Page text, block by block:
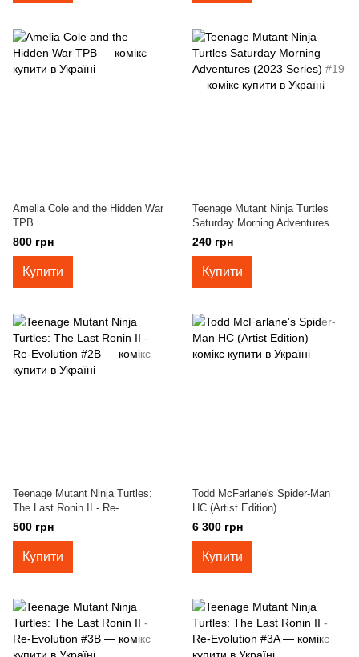
Amelia Cole and the Hidden War
TPB
800 грн
Купити
Teenage Mutant Ninja Turtles
Saturday Morning Adventures
(2023 Series) #19
240 грн
Купити
Teenage Mutant Ninja Turtles:
The Last Ronin II - Re-
Evolution #2B
500 грн
Купити
Todd McFarlane's Spider-Man
HC (Artist Edition)
6 300 грн
Купити